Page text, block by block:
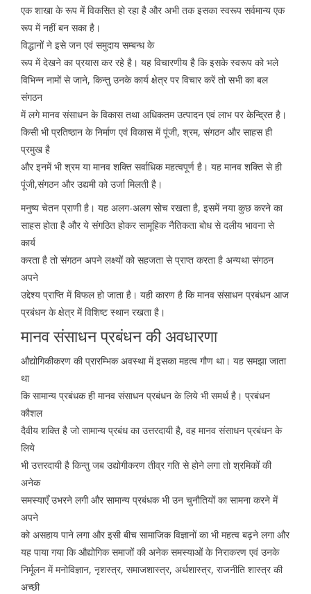
एक शाखा के रूप में विकसित हो रहा है और अभी तक इसका स्वरूप सर्वमान्य एक
रूप में नहीं बन सका है।
विद्धानों ने इसे जन एवं समुदाय सम्बन्ध के
रूप में देखने का प्रयास कर रहे है। यह विचारणीय है कि इसके स्वरूप को भले
विभिन्न नामों से जाने, किन्तु उनके कार्य क्षेत्र पर विचार करें तो सभी का बल
संगठन
में लगे मानव संसाधन के विकास तथा अधिकतम उत्पादन एवं लाभ पर केन्द्रित है।
किसी भी प्रतिष्ठान के निर्माण एवं विकास में पूंजी, श्रम, संगठन और साहस ही
प्रमुख है
और इनमें भी श्रम या मानव शक्ति सर्वाधिक महत्वपूर्ण है। यह मानव शक्ति से ही
पूंजी,संगठन और उद्यमी को उर्जा मिलती है।
मनुष्य चेतन प्राणी है। यह अलग-अलग सोच रखता है, इसमें नया कुछ करने का
साहस होता है और ये संगठित होकर सामूहिक नैतिकता बोध से दलीय भावना से
कार्य
करता है तो संगठन अपने लक्ष्यों को सहजता से प्राप्त करता है अन्यथा संगठन
अपने
उद्देश्य प्राप्ति में विफल हो जाता है। यही कारण है कि मानव संसाधन प्रबंधन आज
प्रबंधन के क्षेत्र में विशिष्ट स्थान रखता है।
मानव संसाधन प्रबंधन की अवधारणा
औद्योगिकीकरण की प्रारम्भिक अवस्था में इसका महत्व गौण था। यह समझा जाता
था
कि सामान्य प्रबंधक ही मानव संसाधन प्रबंधन के लिये भी समर्थ है। प्रबंधन
कौशल
दैवीय शक्ति है जो सामान्य प्रबंध का उत्तरदायी है, वह मानव संसाधन प्रबंधन के
लिये
भी उत्तरदायी है किन्तु जब उद्योगीकरण तीव्र गति से होने लगा तो श्रमिकों की
अनेक
समस्याएँ उभरने लगी और सामान्य प्रबंधक भी उन चुनौतियों का सामना करने में
अपने
को असहाय पाने लगा और इसी बीच सामाजिक विज्ञानों का भी महत्व बढ़ने लगा और
यह पाया गया कि औद्योगिक समाजों की अनेक समस्याओं के निराकरण एवं उनके
निर्मूलन में मनोविज्ञान, नृशस्त्र, समाजशास्त्र, अर्थशास्त्र, राजनीति शास्त्र की
अच्छी